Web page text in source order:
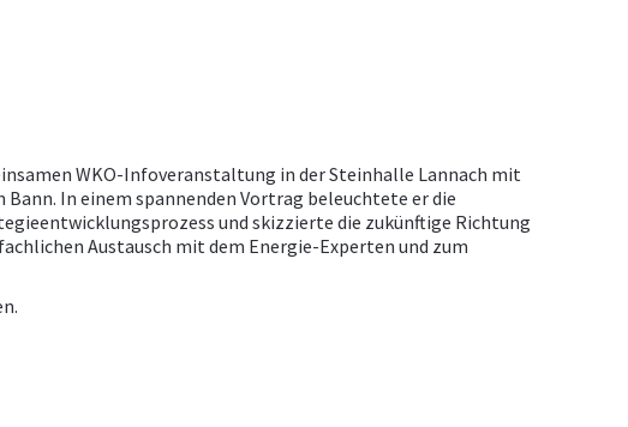
WKO-Infoveranstaltung in der Steinhalle Lannach mit
In einem spannenden Vortrag beleuchtete er die
und skizzierte die zukünftige Richtung
Austausch mit dem Energie-Experten und zum